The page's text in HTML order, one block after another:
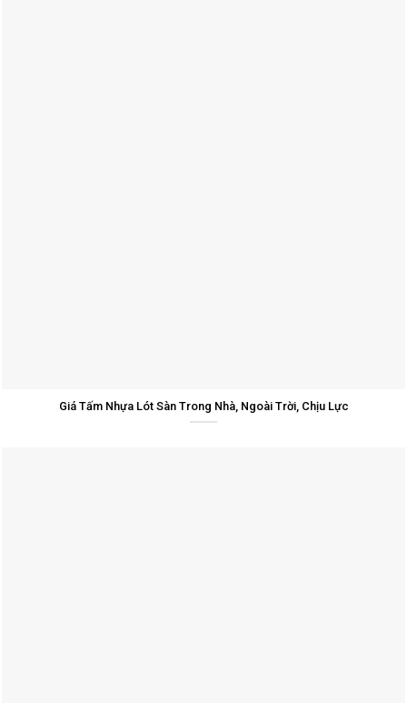
Giá Tấm Nhựa Lót Sàn Trong Nhà, Ngoài Trời, Chịu Lực